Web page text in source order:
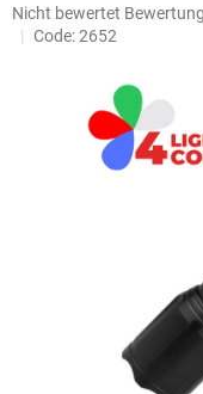
Die
durchschnittliche
Nicht bewertet
Code: 2652